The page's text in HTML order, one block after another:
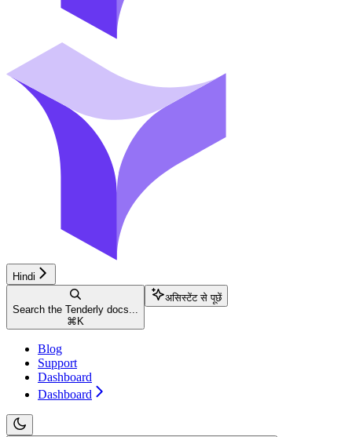
Hindi
Search the Tenderly docs...
⌘ K
असिस्टेंट से पूछें
Blog
Support
Dashboard
Dashboard